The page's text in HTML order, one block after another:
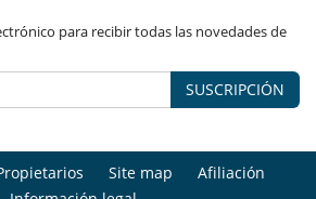
para recibir todas las novedades de
SUSCRIPCIÓN
Site map
Afiliación